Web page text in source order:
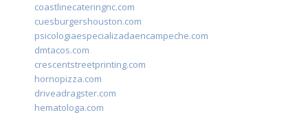
coastlinecateringnc.com
cuesburgershouston.com
psicologiaespecializadaencampeche.com
dmtacos.com
crescentstreetprinting.com
hornopizza.com
driveadragster.com
hematologa.com